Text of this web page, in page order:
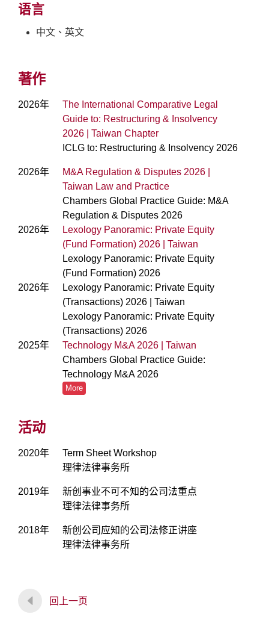
语言
中文、英文
著作
2026年
The International Comparative Legal
Guide to: Restructuring & Insolvency
2026 | Taiwan Chapter
ICLG to: Restructuring & Insolvency 2026
2026年
M&A Regulation & Disputes 2026 |
Taiwan Law and Practice
Chambers Global Practice Guide: M&A
Regulation & Disputes 2026
2026年
Lexology Panoramic: Private Equity
(Fund Formation) 2026 | Taiwan
Lexology Panoramic: Private Equity
(Fund Formation) 2026
2026年
Lexology Panoramic: Private Equity
(Transactions) 2026 | Taiwan
Lexology Panoramic: Private Equity
(Transactions) 2026
2025年
Technology M&A 2026 | Taiwan
Chambers Global Practice Guide:
Technology M&A 2026
More
活动
2020年
Term Sheet Workshop
理律法律事务所
2019年
新创事业不可不知的公司法重点
理律法律事务所
2018年
新创公司应知的公司法修正讲座
理律法律事务所
回上一页